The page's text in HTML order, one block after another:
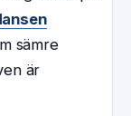
sämre
är